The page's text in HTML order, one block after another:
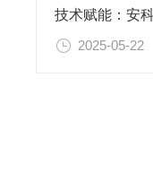
2025-05-22